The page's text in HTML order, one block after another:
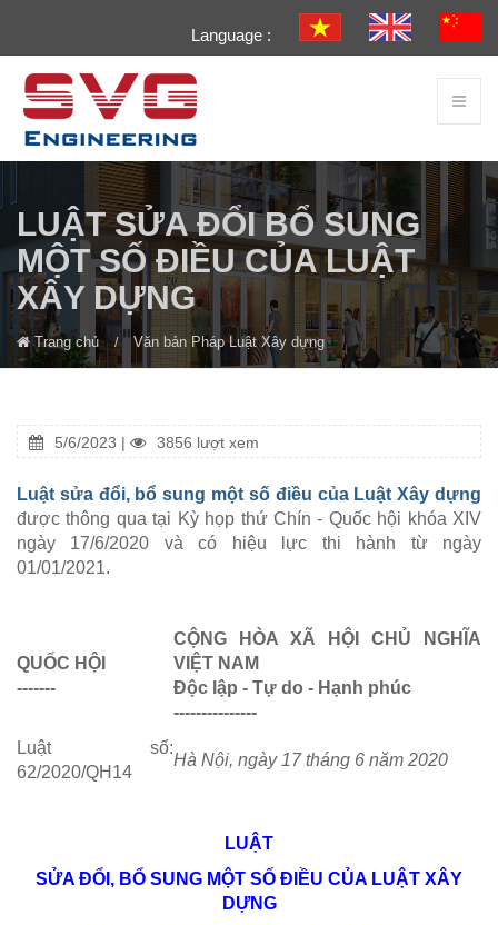
Language :
LUẬT SỬA ĐỔI BỔ SUNG
MỘT SỐ ĐIỀU CỦA LUẬT
XÂY DỰNG
Trang chủ Văn bản Pháp Luật Xây dựng
5/6/2023 | 3856 lượt xem
Luật sửa đổi, bổ sung một số điều của Luật Xây dựng
được thông qua tại Kỳ họp thứ Chín - Quốc hội khóa XIV
ngày 17/6/2020 và có hiệu lực thi hành từ ngày
01/01/2021.
QUỐC HỘI
-------
CỘNG HÒA XÃ HỘI CHỦ NGHĨA
VIỆT NAM
Độc lập - Tự do - Hạnh phúc
---------------
Luật số:
62/2020/QH14
Hà Nội, ngày 17 tháng 6 năm 2020
LUẬT
SỬA ĐỔI, BỔ SUNG MỘT SỐ ĐIỀU CỦA LUẬT XÂY
DỰNG